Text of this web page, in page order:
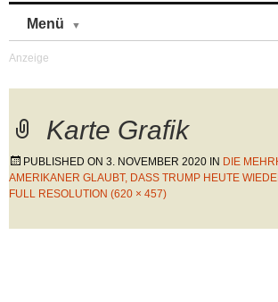
Menü
Karte Grafik
PUBLISHED ON 3. NOVEMBER 2020 IN DIE
AMERIKANER GLAUBT, DASS TRUMP HEUTE
FULL RESOLUTION (620 × 457)